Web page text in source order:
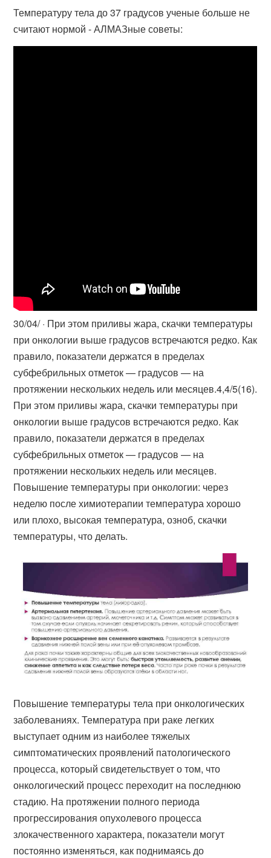
Температуру тела до 37 градусов ученые больше не
считают нормой - АЛМАЗные советы:
30/04/ · При этом приливы жара, скачки температуры
при онкологии выше градусов встречаются редко. Как
правило, показатели держатся в пределах
субфебрильных отметок — градусов — на
протяжении нескольких недель или месяцев.4,4/5(16).
При этом приливы жара, скачки температуры при
онкологии выше градусов встречаются редко. Как
правило, показатели держатся в пределах
субфебрильных отметок — градусов — на
протяжении нескольких недель или месяцев.
Повышение температуры при онкологии: через
неделю после химиотерапии температура хорошо
или плохо, высокая температура, озноб, скачки
температуры, что делать.
Повышение температуры тела при онкологических
заболеваниях. Температура при раке легких
выступает одним из наиболее тяжелых
симптоматических проявлений патологического
процесса, который свидетельствует о том, что
онкологический процесс переходит на последнюю
стадию. На протяжении полного периода
прогрессирования опухолевого процесса
злокачественного характера, показатели могут
постоянно изменяться, как поднимаясь до